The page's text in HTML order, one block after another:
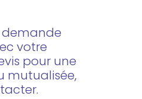
demande
votre
pour une
mutualisée,